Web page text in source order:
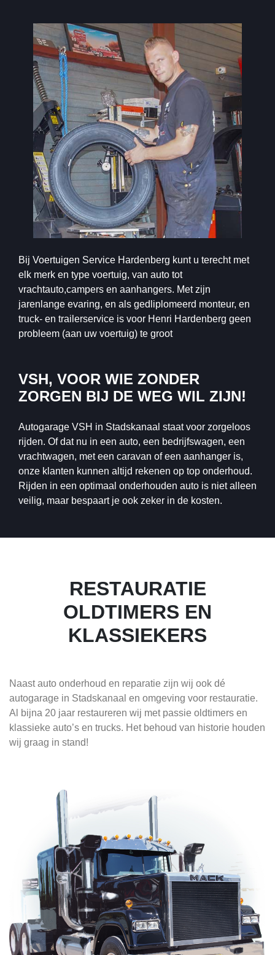
Bij Voertuigen Service Hardenberg kunt u terecht met
elk merk en type voertuig, van auto tot
vrachtauto,campers en aanhangers. Met zijn
jarenlange evaring, en als gedliplomeerd monteur, en
truck- en trailerservice is voor Henri Hardenberg geen
probleem (aan uw voertuig) te groot
VSH, VOOR WIE ZONDER
ZORGEN BIJ DE WEG WIL ZIJN!
Autogarage VSH in Stadskanaal staat voor zorgeloos
rijden. Of dat nu in een auto, een bedrijfswagen, een
vrachtwagen, met een caravan of een aanhanger is,
onze klanten kunnen altijd rekenen op top onderhoud.
Rijden in een optimaal onderhouden auto is niet alleen
veilig, maar bespaart je ook zeker in de kosten.
RESTAURATIE
OLDTIMERS EN
KLASSIEKERS
Naast auto onderhoud en reparatie zijn wij ook dé
autogarage in Stadskanaal en omgeving voor restauratie.
Al bijna 20 jaar restaureren wij met passie oldtimers en
klassieke auto’s en trucks. Het behoud van historie houden
wij graag in stand!